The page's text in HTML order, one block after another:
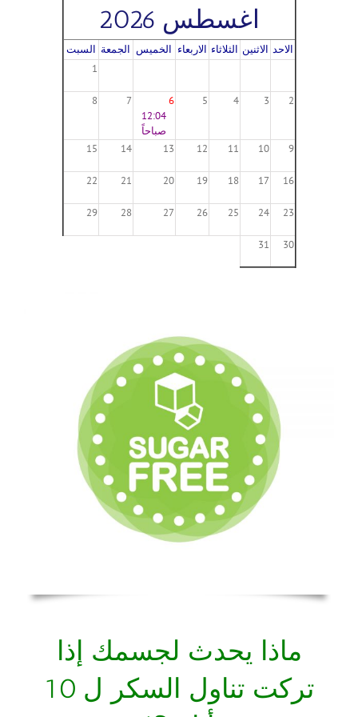
اغسطس 2026
الاحد الاثنين الثلاثاء الاربعاء الخميس الجمعة السبت
1
2
3
4
5
6
12:04
صباحاً
7
8
9
10
11
12
13
14
15
16
17
18
19
20
21
22
23
24
25
26
27
28
29
30
31
ماذا يحدث لجسمك إذا
تركت تناول السكر ل 10